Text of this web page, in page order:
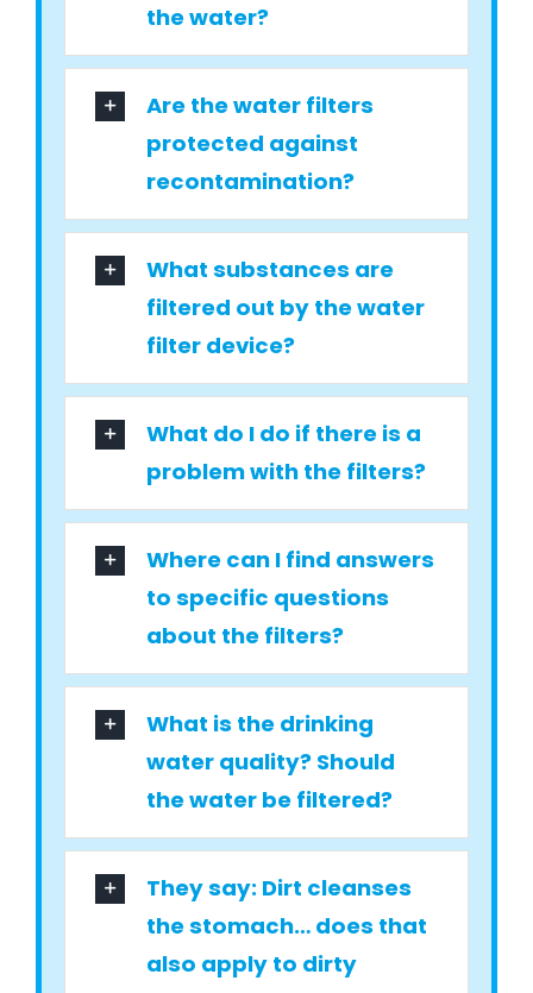
the water?
Are the water filters
protected against
recontamination?
What substances are
filtered out by the water
filter device?
What do I do if there is a
problem with the filters?
Where can I find answers
to specific questions
about the filters?
What is the drinking
water quality? Should
the water be filtered?
They say: Dirt cleanses
the stomach… does that
also apply to dirty